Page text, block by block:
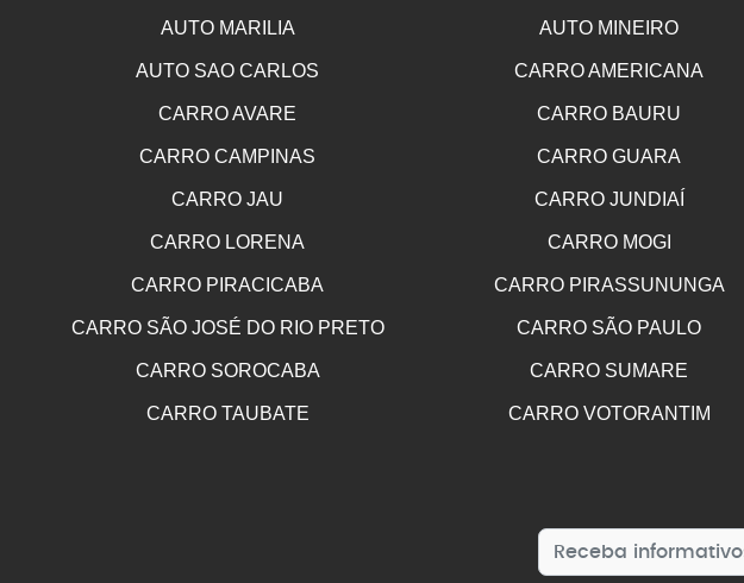
AUTO MARILIA AUTO MINEIRO
AUTO SAO CARLOS CARRO AMERICANA
CARRO AVARE CARRO BAURU
CARRO CAMPINAS CARRO GUARA
CARRO JAU CARRO JUNDIAÍ
CARRO LORENA CARRO MOGI
CARRO PIRACICABA CARRO PIRASSUNUNGA
CARRO SÃO JOSÉ DO RIO PRETO CARRO SÃO PAULO
CARRO SOROCABA CARRO SUMARE
CARRO TAUBATE CARRO VOTORANTIM